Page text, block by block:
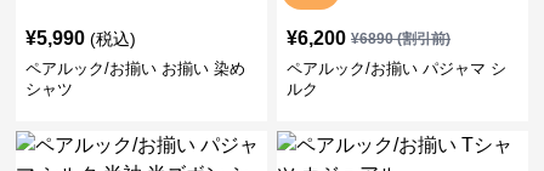
¥5,990 (税込)
ペアルック/お揃い お揃い 染め
シャツ
¥6,200 ¥6890(割引前)
ペアルック/お揃い パジャマ シ
ルク